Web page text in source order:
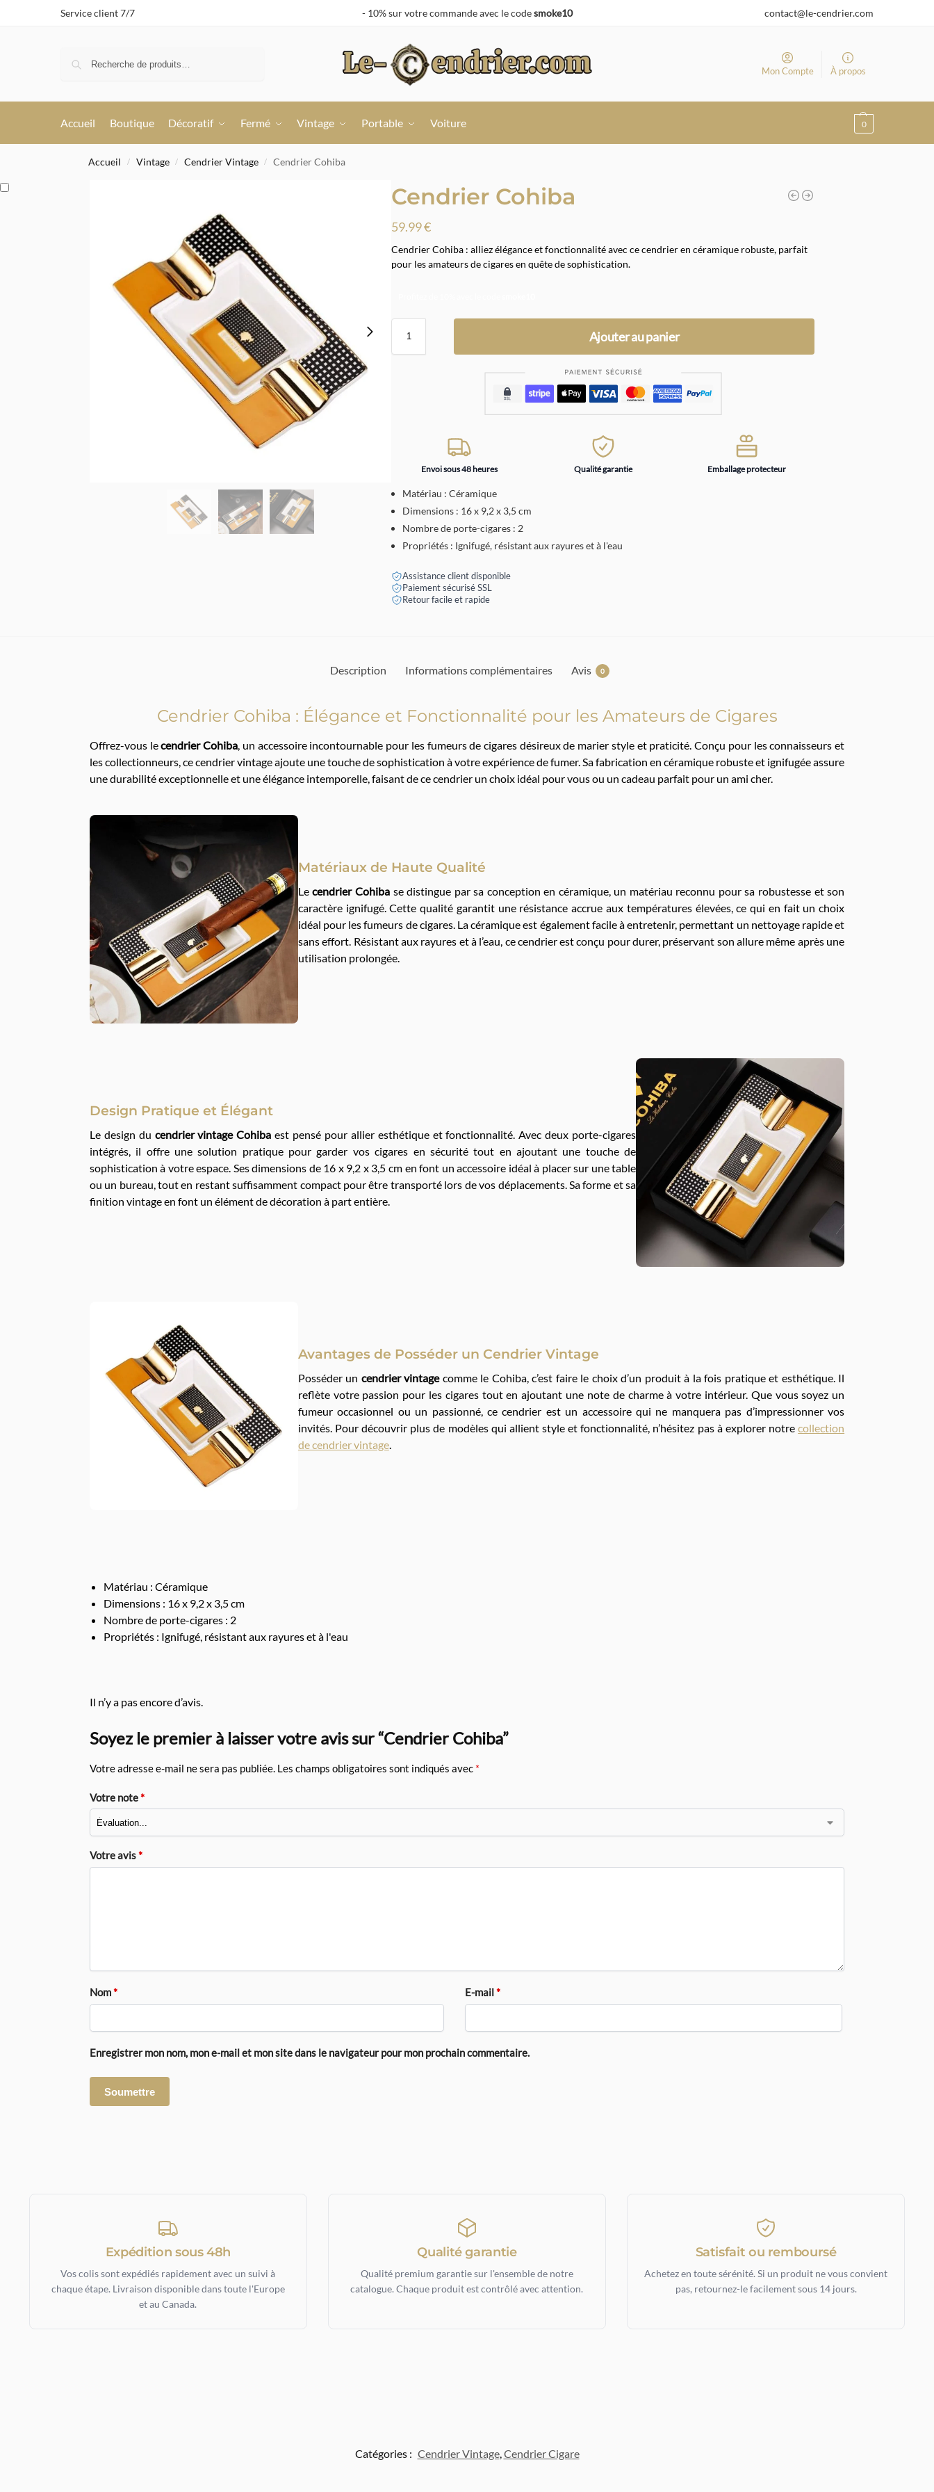
Service client 7/7 - 10% sur votre commande avec le codesmoke10 contact@le-cendrier.com
Mon Compte À propos
Accueil Boutique Décoratif Fermé Vintage Portable Voiture 0
Accueil / Vintage / Cendrier Vintage / Cendrier Cohiba
Cendrier Cohiba
59.99€
Cendrier Cohiba : alliez élégance et fonctionnalité avec ce cendrier en céramique robuste, parfait
pour les amateurs de cigares en quête de sophistication.
Ajouter au panier
Envoi sous 48 heures Qualité garantie Emballage protecteur
Matériau : Céramique
Dimensions : 16 x 9,2 x 3,5 cm
Nombre de porte-cigares : 2
Propriétés : Ignifugé, résistant aux rayures et à l'eau
Assistance client disponible
Paiement sécurisé SSL
Retour facile et rapide
Description Informations complémentaires Avis 0
Cendrier Cohiba : Élégance et Fonctionnalité pour les Amateurs de Cigares
Offrez-vous lecendrier Cohiba , un accessoire incontournable pour les fumeurs de cigares désireux de marier style et praticité. Conçu pour les connaisseurs et
les collectionneurs, ce cendrier vintage ajoute une touche de sophistication à votre expérience de fumer. Sa fabrication en céramique robuste et ignifugée assure
une durabilité exceptionnelle et une élégance intemporelle, faisant de ce cendrier un choix idéal pour vous ou un cadeau parfait pour un ami cher.
Matériaux de Haute Qualité
Lecendrier Cohibase distingue par sa conception en céramique, un matériau reconnu pour sa robustesse et son
caractère ignifugé. Cette qualité garantit une résistance accrue aux températures élevées, ce qui en fait un choix
idéal pour les fumeurs de cigares. La céramique est également facile à entretenir, permettant un nettoyage rapide et
sans effort. Résistant aux rayures et à l’eau, ce cendrier est conçu pour durer, préservant son allure même après une
utilisation prolongée.
Design Pratique et Élégant
Le design du cendrier vintage Cohiba est pensé pour allier esthétique et fonctionnalité. Avec deux porte-cigares
intégrés, il offre une solution pratique pour garder vos cigares en sécurité tout en ajoutant une touche de
sophistication à votre espace. Ses dimensions de 16 x 9,2 x 3,5 cm en font un accessoire idéal à placer sur une table
ou un bureau, tout en restant suffisamment compact pour être transporté lors de vos déplacements. Sa forme et sa
finition vintage en font un élément de décoration à part entière.
Avantages de Posséder un Cendrier Vintage
Posséder un cendrier vintagecomme le Cohiba, c’est faire le choix d’un produit à la fois pratique et esthétique. Il
reflète votre passion pour les cigares tout en ajoutant une note de charme à votre intérieur. Que vous soyez un
fumeur occasionnel ou un passionné, ce cendrier est un accessoire qui ne manquera pas d’impressionner vos
invités. Pour découvrir plus de modèles qui allient style et fonctionnalité, n’hésitez pas à explorer notrecollection
de cendrier vintage.
Matériau : Céramique
Dimensions : 16 x 9,2 x 3,5 cm
Nombre de porte-cigares : 2
Propriétés : Ignifugé, résistant aux rayures et à l'eau
Il n’y a pas encore d’avis.
Soyez le premier à laisser votre avis sur “Cendrier Cohiba”
Votre adresse e-mail ne sera pas publiée. Les champs obligatoires sont indiqués avec *
Votre note*
Votre avis*
Nom* E-mail*
Enregistrer mon nom, mon e-mail et mon site dans le navigateur pour mon prochain commentaire.
Expédition sous 48h
Vos colis sont expédiés rapidement avec un suivi à
chaque étape. Livraison disponible dans toute l'Europe
et au Canada.
Qualité garantie
Qualité premium garantie sur l'ensemble de notre
catalogue. Chaque produit est contrôlé avec attention.
Satisfait ou remboursé
Achetez en toute sérénité. Si un produit ne vous convient
pas, retournez-le facilement sous 14 jours.
Catégories : Cendrier Vintage, Cendrier Cigare